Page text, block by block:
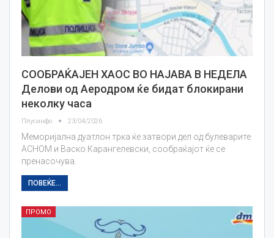
СООБРАЌАЈЕН ХАОС ВО НАЈАВА В НЕДЕЛА
Делови од Аеродром ќе бидат блокирани
неколку часа
Плусинфо 23/04/2026
Меморијална дуатлон трка ќе затвори дел од булеварите
АСНОМ и Васко Карангелевски, сообраќајот ќе се
пренасочува.
ПОВЕЌЕ...
ПРОМО